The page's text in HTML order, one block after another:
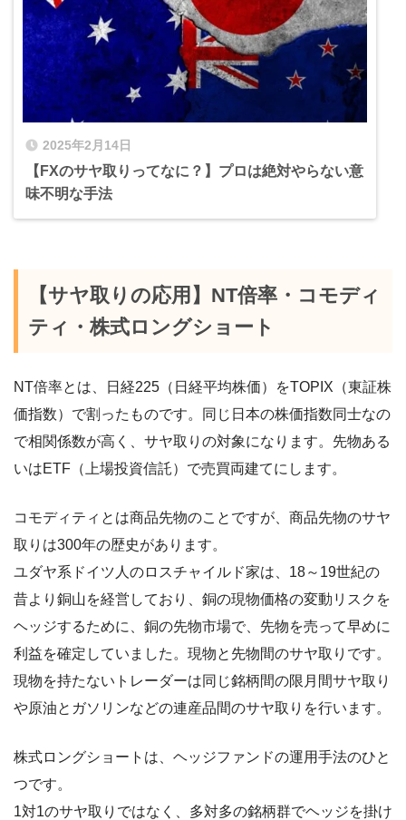
2025年2月14日
【FXのサヤ取りってなに？】プロは絶対やらない意
味不明な手法
【サヤ取りの応用】NT倍率・コモディ
ティ・株式ロングショート
NT倍率とは、日経225（日経平均株価）をTOPIX（東証株
価指数）で割ったものです。同じ日本の株価指数同士なの
で相関係数が高く、サヤ取りの対象になります。先物ある
いはETF（上場投資信託）で売買両建てにします。
コモディティとは商品先物のことですが、商品先物のサヤ
取りは300年の歴史があります。
ユダヤ系ドイツ人のロスチャイルド家は、18～19世紀の
昔より銅山を経営しており、銅の現物価格の変動リスクを
ヘッジするために、銅の先物市場で、先物を売って早めに
利益を確定していました。現物と先物間のサヤ取りです。
現物を持たないトレーダーは同じ銘柄間の限月間サヤ取り
や原油とガソリンなどの連産品間のサヤ取りを行います。
株式ロングショートは、ヘッジファンドの運用手法のひと
つです。
1対1のサヤ取りではなく、多対多の銘柄群でヘッジを掛け